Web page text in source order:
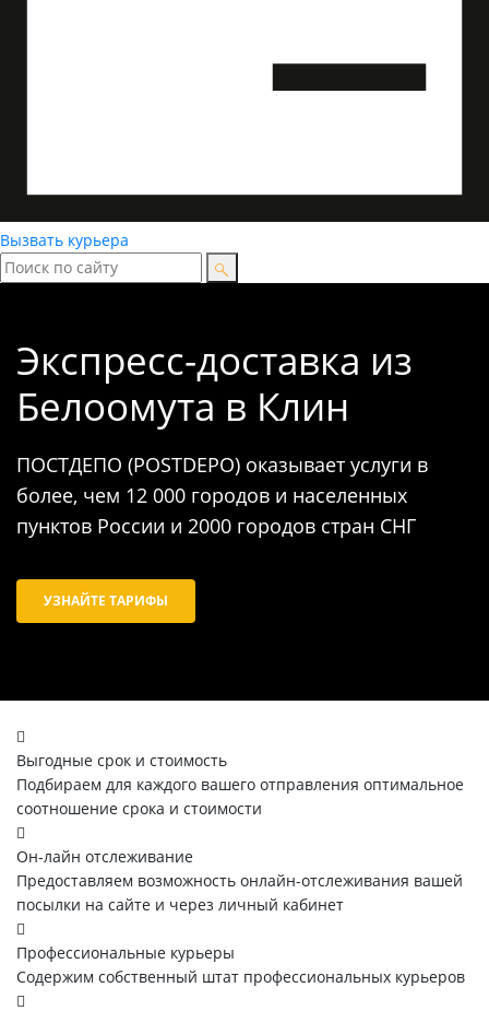
Вызвать курьера
Экспресс-доставка из
Белоомута в Клин
ПОСТДЕПО (POSTDEPO) оказывает услуги в
более, чем 12 000 городов и населенных
пунктов России и 2000 городов стран СНГ
УЗНАЙТЕ ТАРИФЫ
Выгодные срок и стоимость
Подбираем для каждого вашего отправления оптимальное
соотношение срока и стоимости
Он-лайн отслеживание
Предоставляем возможность онлайн-отслеживания вашей
посылки на сайте и через личный кабинет
Профессиональные курьеры
Содержим собственный штат профессиональных курьеров